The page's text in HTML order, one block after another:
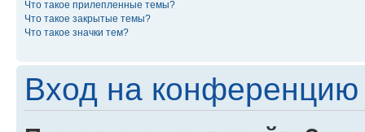
Что такое прилепленные темы?
Что такое закрытые темы?
Что такое значки тем?
Вход на конференцию